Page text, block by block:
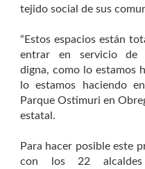
tejido social de sus
“Estos espacios están
entrar en servicio de
digna, como lo estamos
lo estamos haciendo
Parque Ostimuri en
estatal.
Para hacer posible este
con los 22 alcaldes